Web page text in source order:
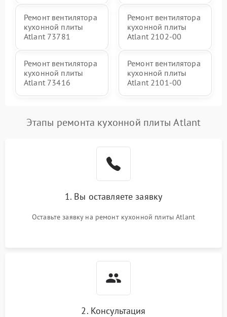
Ремонт вентилятора
кухонной плиты
Atlant 73781
Ремонт вентилятора
кухонной плиты
Atlant 2102-00
Ремонт вентилятора
кухонной плиты
Atlant 73416
Ремонт вентилятора
кухонной плиты
Atlant 2101-00
Этапы ремонта кухонной плиты Atlant
1. Вы оставляете заявку
Оставьте заявку на ремонт кухонной плиты Atlant
2. Консультация